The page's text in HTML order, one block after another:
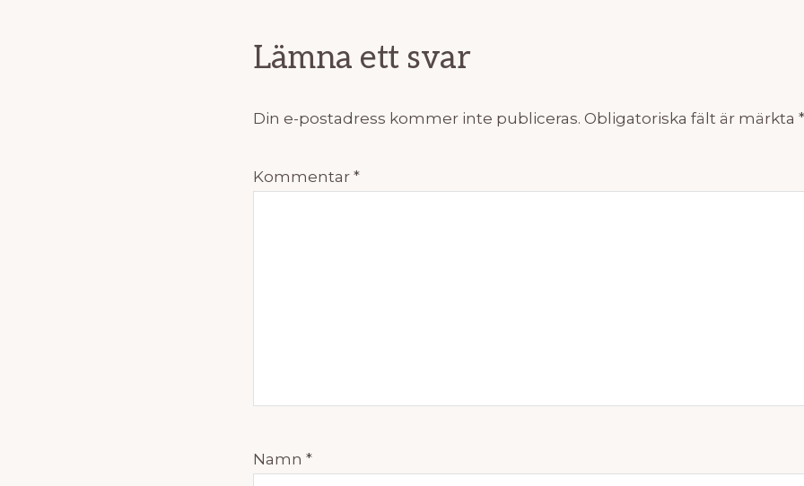
Lämna ett svar
Din e-postadress kommer inte publiceras. Obligatoriska fält är märkta *
Kommentar *
Namn *